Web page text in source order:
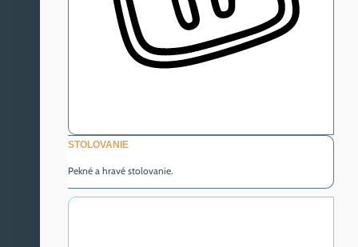
STOLOVANIE
Pekné a hravé stolovanie.